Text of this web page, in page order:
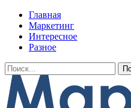
Главная
Маркетинг
Интересное
Разное